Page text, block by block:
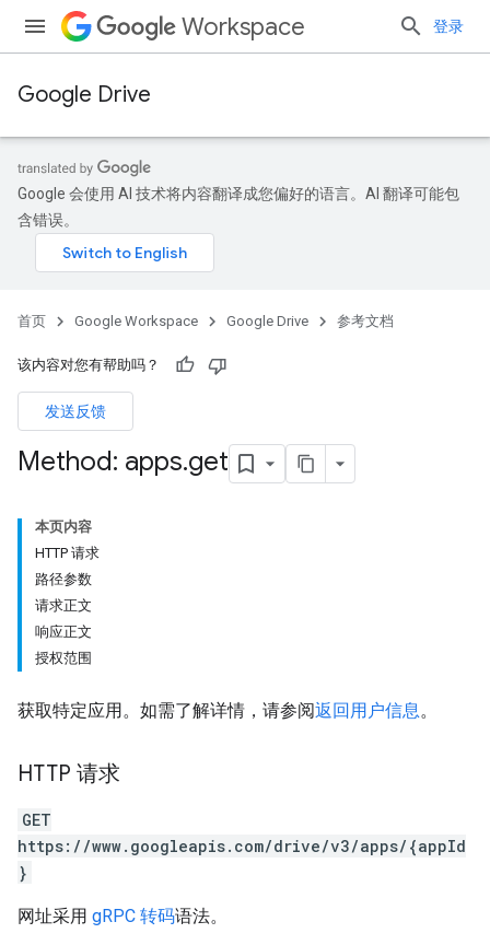
Workspace 登录
Google Drive
Google 会使用 AI 技术将内容翻译成您偏好的语言。AI 翻译可能包
含错误。
首页 Google Workspace Google Drive 参考文档
该内容对您有帮助吗？
发送反馈
Method: apps.get
本页内容
HTTP 请求
路径参数
请求正文
响应正文
授权范围
获取特定应用。如需了解详情，请参阅返回用户信息。
HTTP 请求
GET
https://www.googleapis.com/drive/v3/apps/{appId
}
网址采用 gRPC 转码语法。